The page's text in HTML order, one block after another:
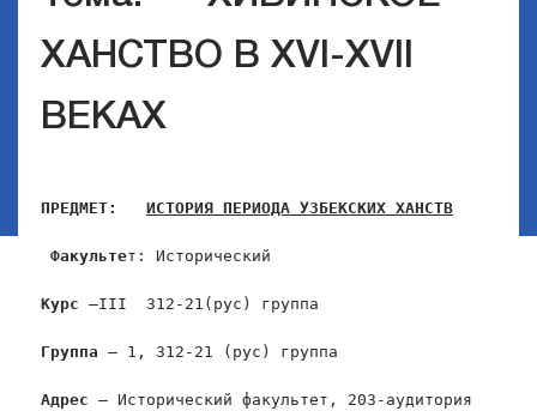
ХАНСТВО В XVI-XVII
ВЕКАХ
ПРЕДМЕТ: ИСТОРИЯ ПЕРИОДА УЗБЕКСКИХ ХАНСТВ
Факультет: Исторический
Курс –III  312-21(рус) группа
Группа – 1, 312-21 (рус) группа
Адрес – Исторический факультет, 203-аудитория